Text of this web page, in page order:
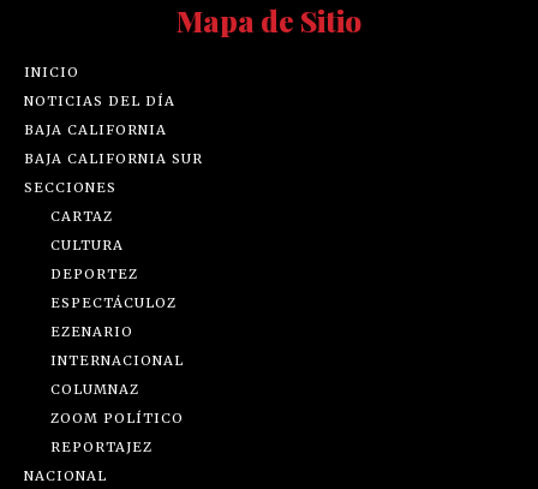
Mapa de Sitio
INICIO
NOTICIAS DEL DÍA
BAJA CALIFORNIA
BAJA CALIFORNIA SUR
SECCIONES
CARTAZ
CULTURA
DEPORTEZ
ESPECTÁCULOZ
EZENARIO
INTERNACIONAL
COLUMNAZ
ZOOM POLÍTICO
REPORTAJEZ
NACIONAL